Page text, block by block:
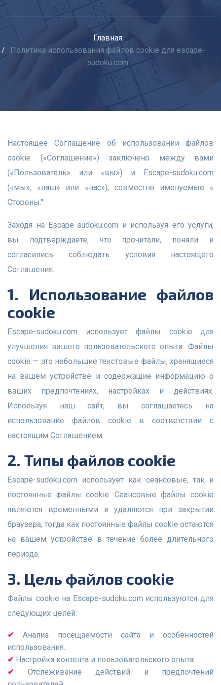
Главная
Политика использования файлов cookie для escape-
sudoku.com
Настоящее Соглашение об использовании файлов
cookie («Соглашение») заключено между вами
(«Пользователь» или «вы») и Escape-sudoku.com
(«мы», «наш» или «нас»), совместно именуемые «
Стороны."
Заходя на Escape-sudoku.com и используя его услуги,
вы подтверждаете, что прочитали, поняли и
согласились соблюдать условия настоящего
Соглашения.
1. Использование файлов
cookie
Escape-sudoku.com использует файлы cookie для
улучшения вашего пользовательского опыта. Файлы
cookie — это небольшие текстовые файлы, хранящиеся
на вашем устройстве и содержащие информацию о
ваших предпочтениях, настройках и действиях.
Используя наш сайт, вы соглашаетесь на
использование файлов cookie в соответствии с
настоящим Соглашением.
2. Типы файлов cookie
Escape-sudoku.com использует как сеансовые, так и
постоянные файлы cookie. Сеансовые файлы cookie
являются временными и удаляются при закрытии
браузера, тогда как постоянные файлы cookie остаются
на вашем устройстве в течение более длительного
периода.
3. Цель файлов cookie
Файлы cookie на Escape-sudoku.com используются для
следующих целей:
Анализ посещаемости сайта и особенностей
использования.
Настройка контента и пользовательского опыта.
Отслеживание действий и предпочтений